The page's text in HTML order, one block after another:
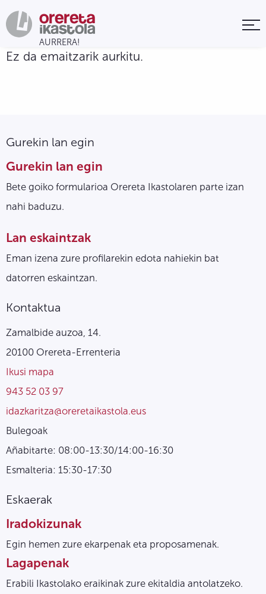
Ez da emaitzarik aurkitu.
Gurekin lan egin
Gurekin lan egin
Bete goiko formularioa Orereta Ikastolaren parte izan
nahi baduzu.
Lan eskaintzak
Eman izena zure profilarekin edota nahiekin bat
datorren eskaintzan.
Kontaktua
Zamalbide auzoa, 14.
20100 Orereta-Errenteria
Ikusi mapa
943 52 03 97
idazkaritza@oreretaikastola.eus
Bulegoak
Añabitarte: 08:00-13:30/14:00-16:30
Esmalteria: 15:30-17:30
Eskaerak
Iradokizunak
Egin hemen zure ekarpenak eta proposamenak.
Lagapenak
Erabili Ikastolako eraikinak zure ekitaldia antolatzeko.